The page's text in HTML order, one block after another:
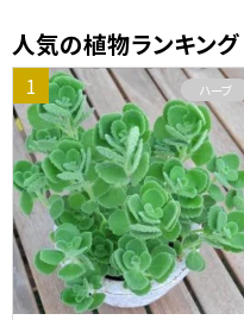
人気の植物ランキング
ハーブ